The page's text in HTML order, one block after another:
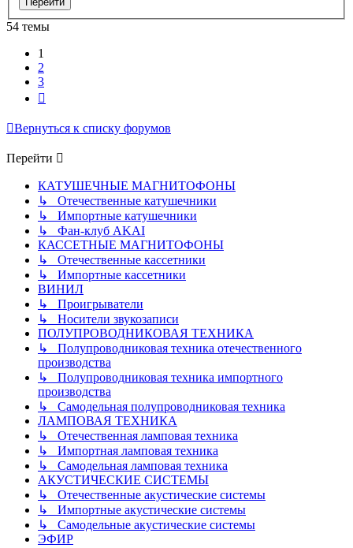
54 темы
1
2
3
Вернуться к списку форумов
Перейти
КАТУШЕЧНЫЕ МАГНИТОФОНЫ
↳ Отечественные катушечники
↳ Импортные катушечники
↳ Фан-клуб AKAI
КАССЕТНЫЕ МАГНИТОФОНЫ
↳ Отечественные кассетники
↳ Импортные кассетники
ВИНИЛ
↳ Проигрыватели
↳ Носители звукозаписи
ПОЛУПРОВОДНИКОВАЯ ТЕХНИКА
↳ Полупроводниковая техника отечественного
производства
↳ Полупроводниковая техника импортного
производства
↳ Самодельная полупроводниковая техника
ЛАМПОВАЯ ТЕХНИКА
↳ Отечественная ламповая техника
↳ Импортная ламповая техника
↳ Самодельная ламповая техника
АКУСТИЧЕСКИЕ СИСТЕМЫ
↳ Отечественные акустические системы
↳ Импортные акустические системы
↳ Самодельные акустические системы
ЭФИР